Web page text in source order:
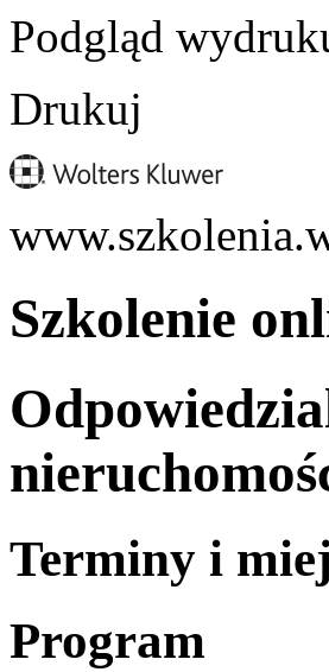
Podgląd
Drukuj
Szkolenie
Terminy i
Program